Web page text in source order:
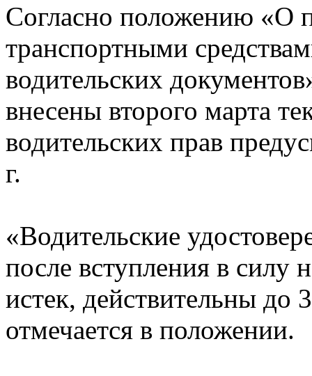
Согласно положению «О
транспортными
водительских
внесены второго марта
водительских прав
г.
«Водительские
после вступления в силу
истек, действительны до
отмечается в положении.